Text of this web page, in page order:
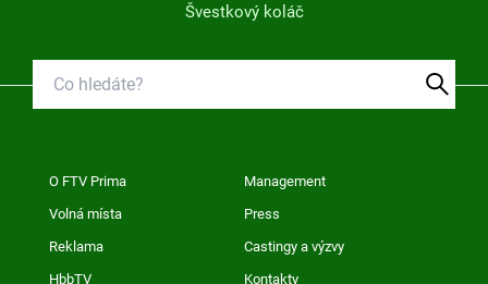
Švestkový koláč
O FTV Prima Management
Volná místa Press
Reklama Castingy a výzvy
HbbTV Kontakty